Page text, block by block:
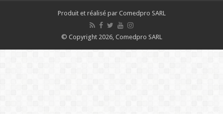
Produit et réalisé par Comedpro SARL
© Copyright 2026, Comedpro SARL